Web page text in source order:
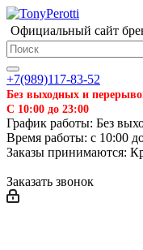
Официальный сайт
+7(989)117-83-52
Без выходных и
С 10:00 до 23:00
График работы: Без
Время работы: с 10:00
Заказы принимаются:
Заказать звонок